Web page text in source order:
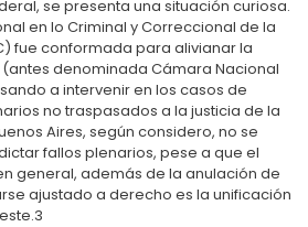
se presenta una situación curiosa.
en lo Criminal y Correccional de la
fue conformada para alivianar la
(antes denominada Cámara Nacional
a intervenir en los casos de
no traspasados a la justicia de la
Aires, según considero, no se
fallos plenarios, pese a que el
general, además de la anulación de
ajustado a derecho es la unificación
3